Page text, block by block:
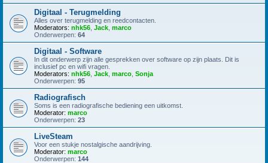
Digitaal - Terugmelding
Alles over terugmelding en reedcontacten.
Moderators: nhk56 Jack marco
Onderwerpen: 64
Digitaal - Software
In dit onderwerp zijn alle gesprekken over software op zijn plaats. Dit is
inclusief pc en wifi vragen.
Moderators: nhk56 Jack marco Sonja
Onderwerpen: 95
Radiografisch
Soms is een radiografische bediening een uitkomst.
Moderator: marco
Onderwerpen: 23
LiveSteam
Voor een stukje nostalgische aandrijving.
Moderator: marco
Onderwerpen: 144